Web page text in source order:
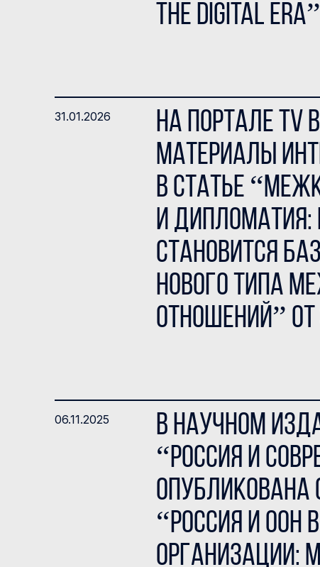
the Digital Era”
31.01.2026
На портале TV
материалы
в статье
и дипломатия:
становится
нового типа
отношений” от
06.11.2025
В научном
“Россия и
опубликована
“Россия и ООН
организации: